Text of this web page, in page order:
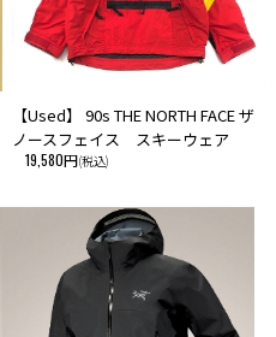
【Used】 90s THE NORTH FACE ザ
ノースフェイス スキーウェア
19,580円(税込)